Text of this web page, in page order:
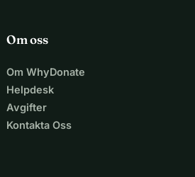
Om oss
Om WhyDonate
Helpdesk
Avgifter
Kontakta Oss